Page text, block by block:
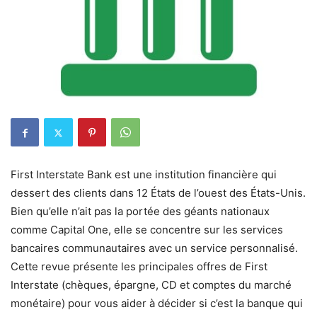
First Interstate Bank est une institution financière qui
dessert des clients dans 12 États de l’ouest des États-Unis.
Bien qu’elle n’ait pas la portée des géants nationaux
comme Capital One, elle se concentre sur les services
bancaires communautaires avec un service personnalisé.
Cette revue présente les principales offres de First
Interstate (chèques, épargne, CD et comptes du marché
monétaire) pour vous aider à décider si c’est la banque qui